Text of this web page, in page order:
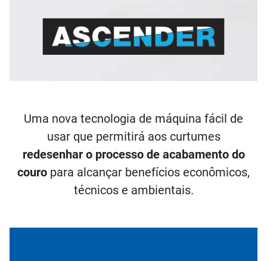
Uma nova tecnologia de máquina fácil de
usar que permitirá aos curtumes
redesenhar o processo de acabamento do
couro para alcançar benefícios econômicos,
técnicos e ambientais.